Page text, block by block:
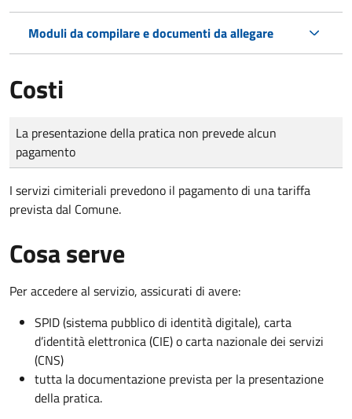
Moduli da compilare e documenti da allegare
Costi
Tipo di pagamento
Importo
La presentazione della pratica non prevede alcun
pagamento
I servizi cimiteriali prevedono il pagamento di una tariffa
prevista dal Comune.
Cosa serve
Per accedere al servizio, assicurati di avere:
SPID (sistema pubblico di identità digitale), carta
d’identità elettronica (CIE) o carta nazionale dei servizi
(CNS)
tutta la documentazione prevista per la presentazione
della pratica.